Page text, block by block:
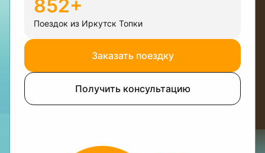
852+
Поездок из Иркутск Топки
Заказать поездку
Получить консультацию